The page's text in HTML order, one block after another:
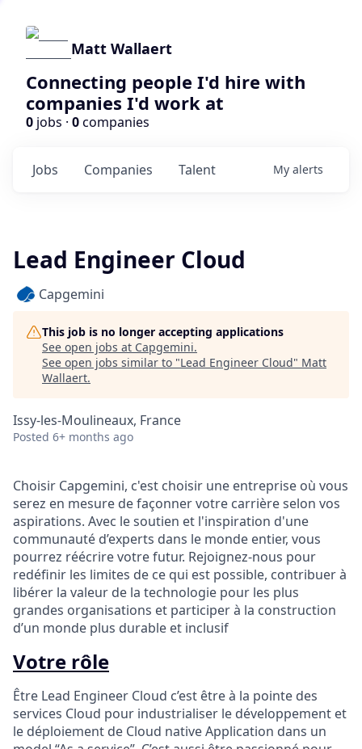
Matt Wallaert
Connecting people I'd hire with
companies I'd work at
0 jobs · 0companies
Jobs Companies Talent My alerts
Lead Engineer Cloud
Capgemini
This job is no longer accepting applications
See open jobs at Capgemini.
See open jobs similar to "Lead Engineer Cloud" Matt
Wallaert.
Issy-les-Moulineaux, France
Posted 6+ months ago
Choisir Capgemini, c'est choisir une entreprise où vous
serez en mesure de façonner votre carrière selon vos
aspirations. Avec le soutien et l'inspiration d'une
communauté d’experts dans le monde entier, vous
pourrez réécrire votre futur. Rejoignez-nous pour
redéfinir les limites de ce qui est possible, contribuer à
libérer la valeur de la technologie pour les plus
grandes organisations et participer à la construction
d’un monde plus durable et inclusif
Votre rôle
Être Lead Engineer Cloud c’est être à la pointe des
services Cloud pour industrialiser le développement et
le déploiement de Cloud native Application dans un